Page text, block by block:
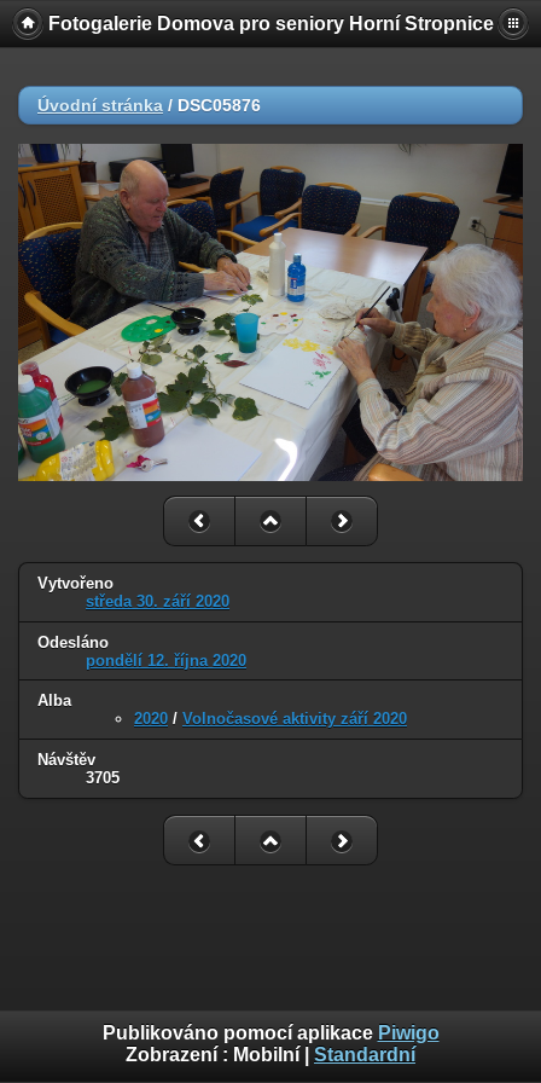
Fotogalerie Domova pro seniory Horní Stropnice
Úvodní stránka / DSC05876
Vytvořeno
středa 30. září 2020
Odesláno
pondělí 12. října 2020
Alba
2020 / Volnočasové aktivity září 2020
Návštěv
3705
Publikováno pomocí aplikace Piwigo
Zobrazení : Mobilní Standardní